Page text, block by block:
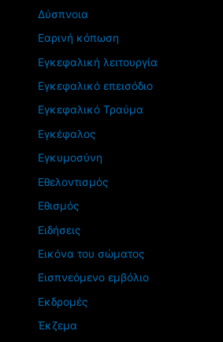
Δύσπνοια
Εαρινή κόπωση
Εγκεφαλική λειτουργία
Εγκεφαλικό επεισόδιο
Εγκεφαλικό Τραύμα
Εγκέφαλος
Εγκυμοσύνη
Εθελοντισμός
Εθισμός
Ειδήσεις
Εικόνα του σώματος
Εισπνεόμενο εμβόλιο
Εκδρομές
Έκζεμα